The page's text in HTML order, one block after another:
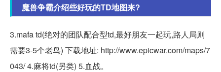
魔兽争霸介绍些好玩的TD地图来?
3.mafa td(绝对的团队配合型td,最好朋友一起玩,路人局则
需要3-5个老鸟) 下载地址: http://www.epicwar.com/maps/7
043/ 4.麻将td(另类) 5.血战。